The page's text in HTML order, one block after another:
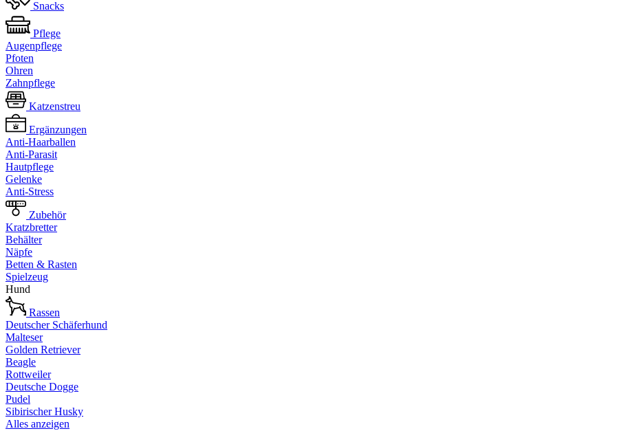
Snacks
Pflege
Augenpflege
Pfoten
Ohren
Zahnpflege
Katzenstreu
Ergänzungen
Anti-Haarballen
Anti-Parasit
Hautpflege
Gelenke
Anti-Stress
Zubehör
Kratzbretter
Behälter
Näpfe
Betten & Rasten
Spielzeug
Hund
Rassen
Deutscher Schäferhund
Malteser
Golden Retriever
Beagle
Rottweiler
Deutsche Dogge
Pudel
Sibirischer Husky
Alles anzeigen